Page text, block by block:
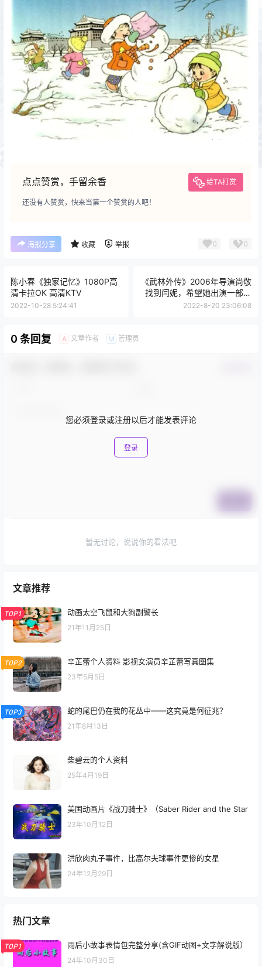
点点赞赏，手留余香 给TA打赏
还没有人赞赏，快来当第一个赞赏的人吧！
海报分享 收藏 举报 0 0
陈小春《独家记忆》1080P高
清卡拉OK 高清KTV
2022-10-28 5:24:41
《武林外传》2006年导演尚敬
找到闫妮，希望她出演一部喜
剧电视剧
2022-8-20 23:06:08
0 条回复 A 文章作者 M 管理员
您必须登录或注册以后才能发表评论
登录
暂无讨论，说说你的看法吧
文章推荐
TOP1 动画太空飞鼠和大狗副警长
21年11月25日
TOP2 辛芷蕾个人资料 影视女演员辛芷蕾写真图集
23年5月5日
TOP3 蛇的尾巴仍在我的花丛中——这究竟是何征兆？
21年8月13日
柴碧云的个人资料
25年4月19日
美国动画片《战刀骑士》（Saber Rider and the Star
23年10月12日
洪欣肉丸子事件，比高尔夫球事件更惨的女星
24年12月29日
热门文章
TOP1 雨后小故事表情包完整分享(含GIF动图+文字解说版）
24年10月30日